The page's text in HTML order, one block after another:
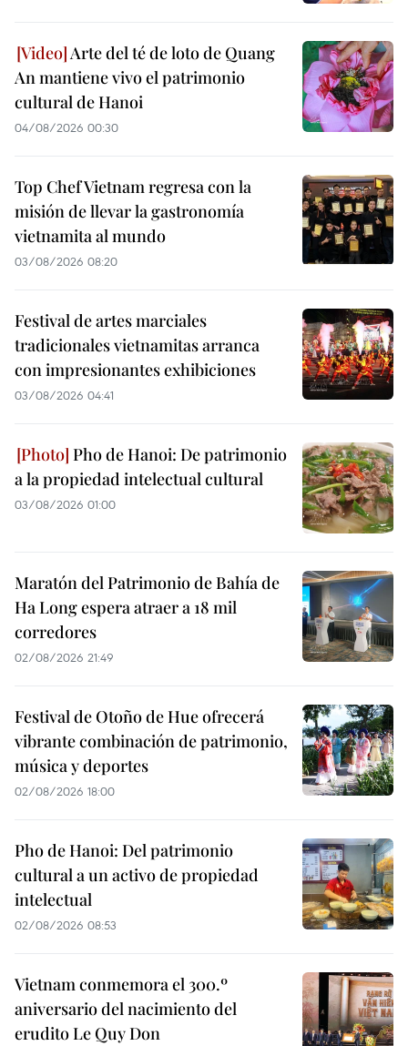
Arte del té de loto de Quang
An mantiene vivo el patrimonio
cultural de Hanoi
04/08/2026 00:30
Top Chef Vietnam regresa con la
misión de llevar la gastronomía
vietnamita al mundo
03/08/2026 08:20
Festival de artes marciales
tradicionales vietnamitas arranca
con impresionantes exhibiciones
03/08/2026 04:41
Pho de Hanoi: De patrimonio
a la propiedad intelectual cultural
03/08/2026 01:00
Maratón del Patrimonio de Bahía de
Ha Long espera atraer a 18 mil
corredores
02/08/2026 21:49
Festival de Otoño de Hue ofrecerá
vibrante combinación de patrimonio,
música y deportes
02/08/2026 18:00
Pho de Hanoi: Del patrimonio
cultural a un activo de propiedad
intelectual
02/08/2026 08:53
Vietnam conmemora el 300.º
aniversario del nacimiento del
erudito Le Quy Don